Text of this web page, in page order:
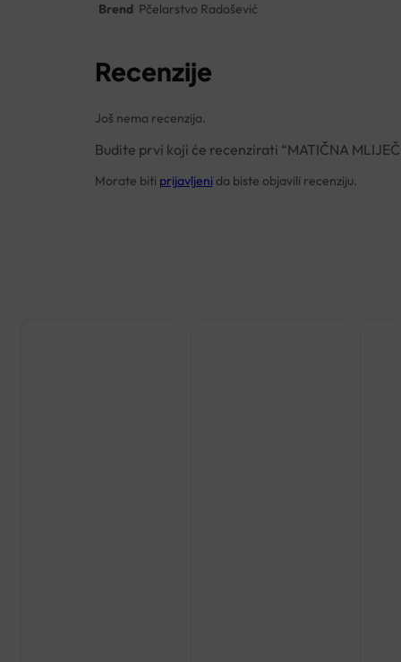
Brend Pčelarstvo Radošević
Recenzije
Još nema recenzija.
Budite prvi koji će recenzirati “MATIČNA
Morate biti prijavljeni da biste objavili recenziju.